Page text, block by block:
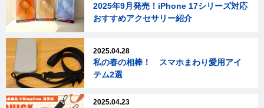
2025年9月発売！iPhone 17シリーズ対応
おすすめアクセサリー紹介
2025.04.28
私の春の相棒！ スマホまわり愛用アイ
テム2選
2025.04.23